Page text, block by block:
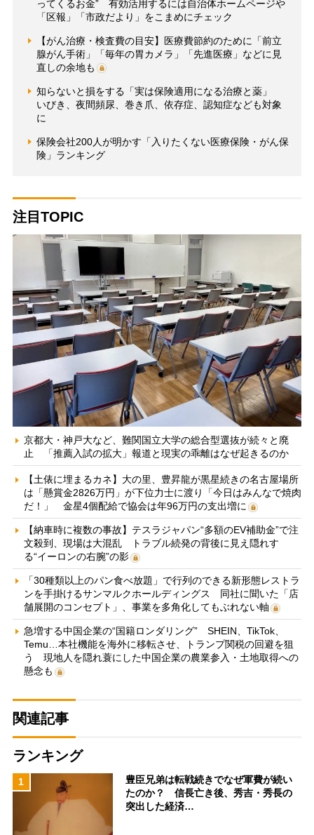
ってくるお金” 有効活用するには自治体ホームページや
「区報」「市政だより」をこまめにチェック
【がん治療・検査費の目安】医療費節約のために「前立
腺がん手術」「毎年の胃カメラ」「先進医療」などに見
直しの余地も
知らないと損をする「実は保険適用になる治療と薬」
いびき、夜間頻尿、巻き爪、依存症、認知症なども対象
に
保険会社200人が明かす「入りたくない医療保険・がん保
険」ランキング
注目TOPIC
京都大・神戸大など、難関国立大学の総合型選抜が続々と廃
止 「推薦入試の拡大」報道と現実の乖離はなぜ起きるのか
【土俵に埋まるカネ】大の里、豊昇龍が黒星続きの名古屋場所
は「懸賞金2826万円」が下位力士に渡り「今日はみんなで焼肉
だ！」 金星4個配給で協会は年96万円の支出増に
【納車時に複数の事故】テスラジャパン“多額のEV補助金”で注
文殺到、現場は大混乱 トラブル続発の背後に見え隠れす
る“イーロンの右腕”の影
「30種類以上のパン食べ放題」で行列のできる新形態レストラ
ンを手掛けるサンマルクホールディングス 同社に聞いた「店
舗展開のコンセプト」、事業を多角化してもぶれない軸
急増する中国企業の“国籍ロンダリング” SHEIN、TikTok、
Temu…本社機能を海外に移転させ、トランプ関税の回避を狙
う 現地人を隠れ蓑にした中国企業の農業参入・土地取得への
懸念も
関連記事
ランキング
1
豊臣兄弟は転戦続きでなぜ軍費が続い
たのか？ 信長亡き後、秀吉・秀長の
突出した経済…